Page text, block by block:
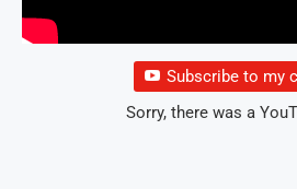
Subscribe to my
Sorry, there was a